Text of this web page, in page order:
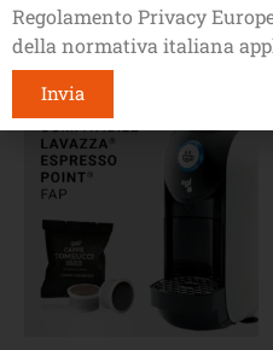
Cialde Ese44(16)
Regolamento Privacy
della normativa italiana
Invia